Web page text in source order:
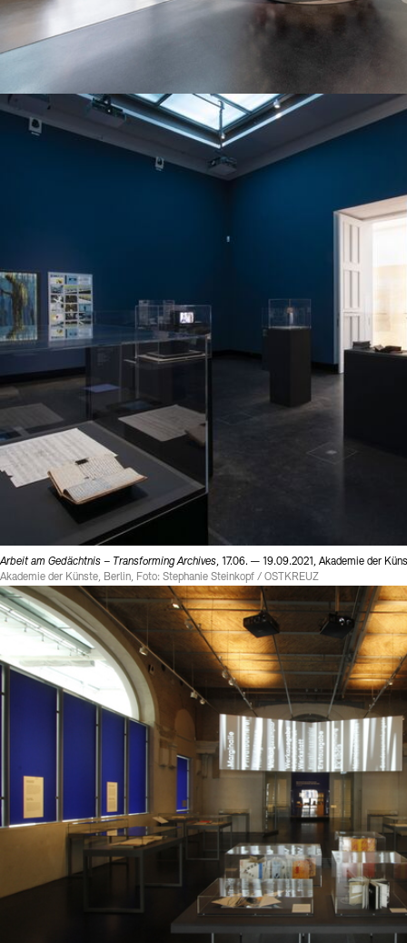
Arbeit am Gedächtnis – Transforming Archives, 17.06. — 19.09.2021, Akademie der
Akademie der Künste, Berlin, Foto: Stephanie Steinkopf / OSTKREUZ